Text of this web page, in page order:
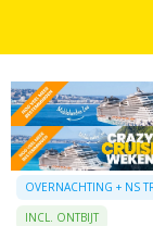
OVERNACHTING + NS
INCL. ONTBIJT